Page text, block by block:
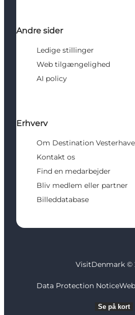
Se på kort
Andre sider
Ledige stillinger
Web tilgængelighed
AI policy
Erhverv
Om Destination
Kontakt os
Find en medarbejder
Bliv medlem eller partner
Billeddatabase
VisitDenmark ©
Data Protection Notice